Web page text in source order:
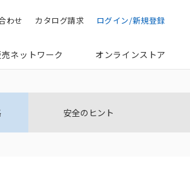
ログイン/新規登録
カタログ請求
わせ
ネットワーク オンラインストア
安全のヒント